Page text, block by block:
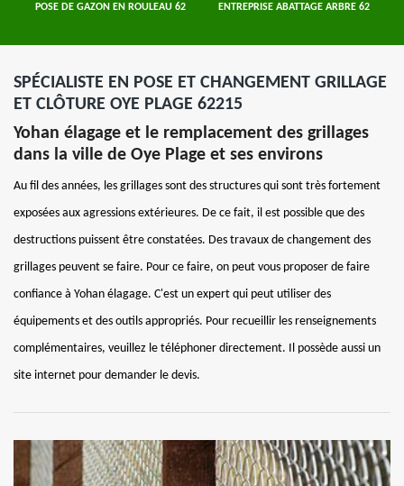
POSE DE GAZON EN ROULEAU 62 ENTREPRISE ABATTAGE ARBRE 62
SPÉCIALISTE EN POSE ET CHANGEMENT GRILLAGE
ET CLÔTURE OYE PLAGE 62215
Yohan élagage et le remplacement des grillages
dans la ville de Oye Plage et ses environs
Au fil des années, les grillages sont des structures qui sont très fortement
exposées aux agressions extérieures. De ce fait, il est possible que des
destructions puissent être constatées. Des travaux de changement des
grillages peuvent se faire. Pour ce faire, on peut vous proposer de faire
confiance à Yohan élagage. C'est un expert qui peut utiliser des
équipements et des outils appropriés. Pour recueillir les renseignements
complémentaires, veuillez le téléphoner directement. Il possède aussi un
site internet pour demander le devis.